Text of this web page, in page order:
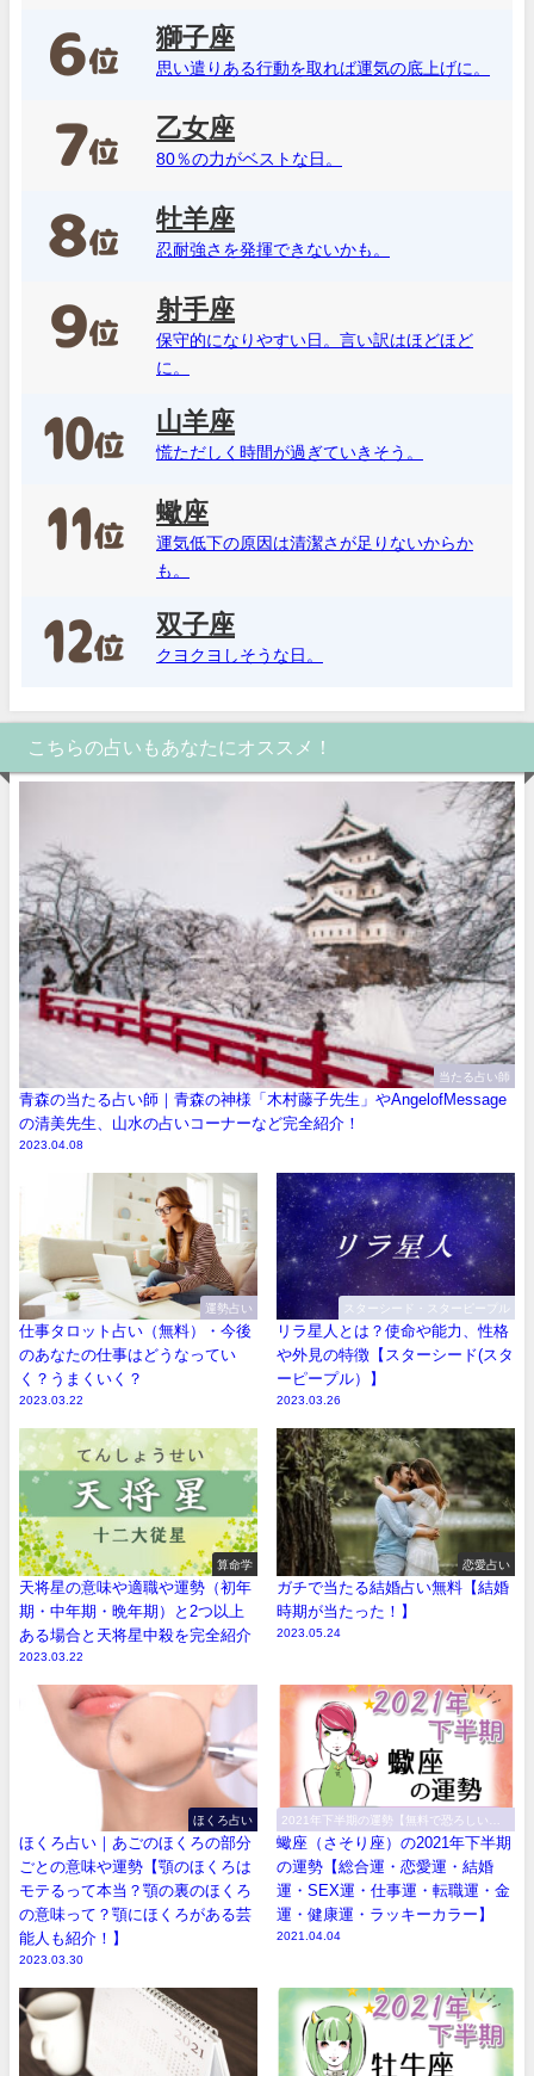
獅子座
思い遣りある行動を取れば運気の底上げに。
乙女座
80％の力がベストな日。
牡羊座
忍耐強さを発揮できないかも。
射手座
保守的になりやすい日。言い訳はほどほど
に。
山羊座
慌ただしく時間が過ぎていきそう。
蠍座
運気低下の原因は清潔さが足りないからか
も。
双子座
クヨクヨしそうな日。
こちらの占いもあなたにオススメ！
当たる占い師
青森の当たる占い師｜青森の神様「木村藤子先生」やAngelofMessage
の清美先生、山水の占いコーナーなど完全紹介！
2023.04.08
運勢占い
仕事タロット占い（無料）・今後
のあなたの仕事はどうなってい
く？うまくいく？
2023.03.22
スターシード・スターピープル
リラ星人とは？使命や能力、性格
や外見の特徴【スターシード(スタ
ーピープル）】
2023.03.26
算命学
天将星の意味や適職や運勢（初年
期・中年期・晩年期）と2つ以上
ある場合と天将星中殺を完全紹介
2023.03.22
恋愛占い
ガチで当たる結婚占い無料【結婚
時期が当たった！】
2023.05.24
ほくろ占い
ほくろ占い｜あごのほくろの部分
ごとの意味や運勢【顎のほくろは
モテるって本当？顎の裏のほくろ
の意味って？顎にほくろがある芸
能人も紹介！】
2023.03.30
2021年下半期の運勢【無料で恐ろしい程
当たる！】
蠍座（さそり座）の2021年下半期
の運勢【総合運・恋愛運・結婚
運・SEX運・仕事運・転職運・金
運・健康運・ラッキーカラー】
2021.04.04